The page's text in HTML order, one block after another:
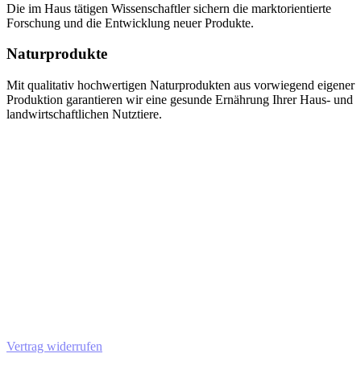
Die im Haus tätigen Wissenschaftler sichern die marktorientierte
Forschung und die Entwicklung neuer Produkte.
Naturprodukte
Mit qualitativ hochwertigen Naturprodukten aus vorwiegend eigener
Produktion garantieren wir eine gesunde Ernährung Ihrer Haus- und
landwirtschaftlichen Nutztiere.
Vertrag widerrufen